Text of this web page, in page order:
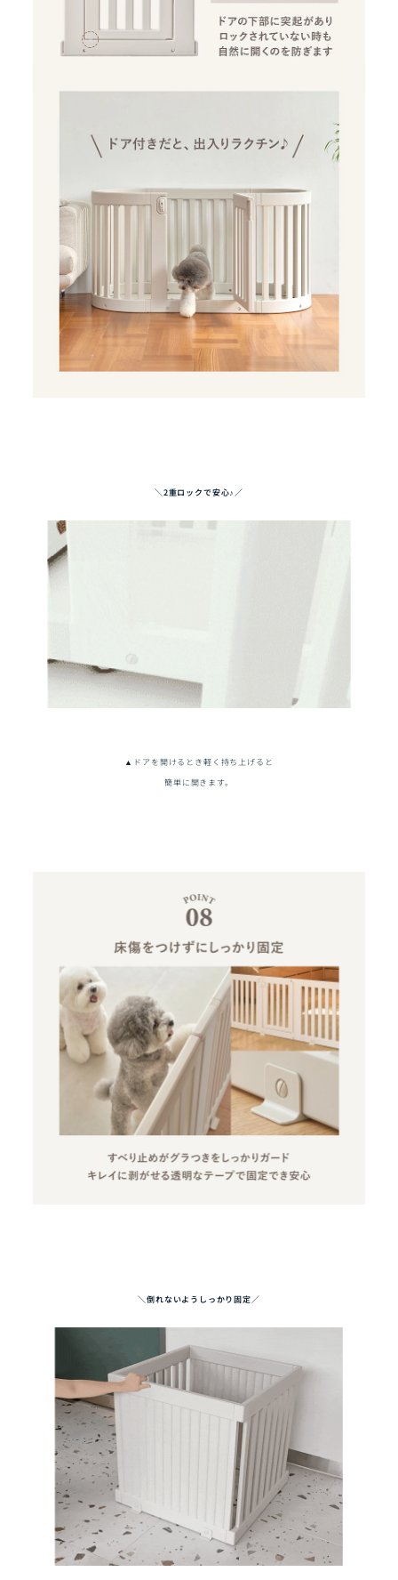
＼2重ロックで安心♪／
▲ドアを開けるとき軽く持ち上げると
簡単に開きます。
＼倒れないようしっかり固定／